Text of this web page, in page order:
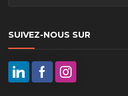
SUIVEZ-NOUS SUR